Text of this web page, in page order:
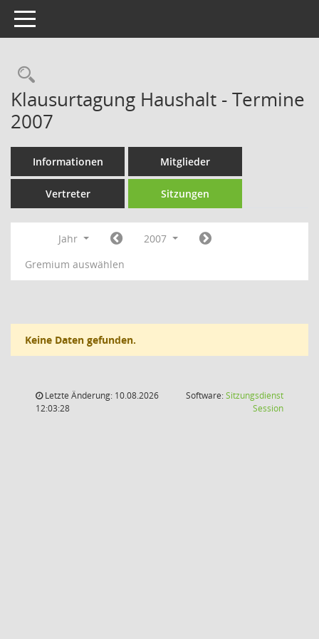
Toggle navigation
Rechercheauswahl
Klausurtagung Haushalt - Termine
2007
Informationen Mitglieder
Vertreter Sitzungen
Jahr
2007
Gremium auswählen
Keine Daten gefunden.
Letzte Änderung: 10.08.2026
12:03:28
Software:Sitzungsdienst
Session(Wird in